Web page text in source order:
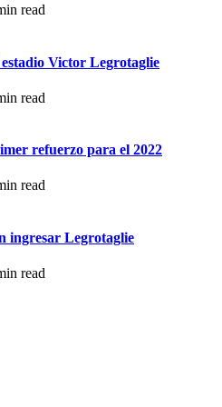
read
Victor Legrotaglie
read
refuerzo para el 2022
read
ingresar Legrotaglie
read